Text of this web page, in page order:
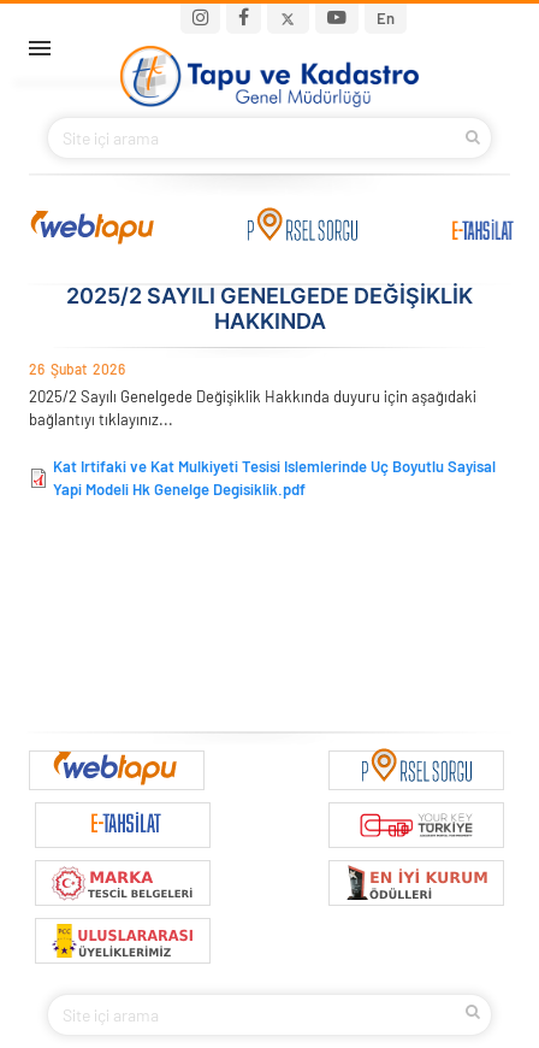
En
Main navigation
BAKANIMIZ
KURUMSAL
PROJELER
İLETIŞIM
S.S.S.
2025/2 SAYILI GENELGEDE DEĞIŞIKLIK
HAKKINDA
26 Şubat 2026
2025/2 Sayılı Genelgede Değişiklik Hakkında duyuru için aşağıdaki
bağlantıyı tıklayınız...
Kat Irtifaki ve Kat Mulkiyeti Tesisi Islemlerinde Uç Boyutlu Sayisal
Yapi Modeli Hk Genelge Degisiklik.pdf